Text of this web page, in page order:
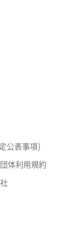
公表事項）
体利用規約